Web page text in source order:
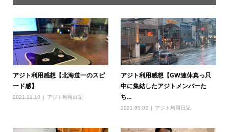
アジト利用感想【北海道一のスピ
ード感】
2021.11.10 アジト利用日記
アジト利用感想【GW連休真っ只
中に集結したアジトメンバーた
ち...
2021.05.02 アジト利用日記